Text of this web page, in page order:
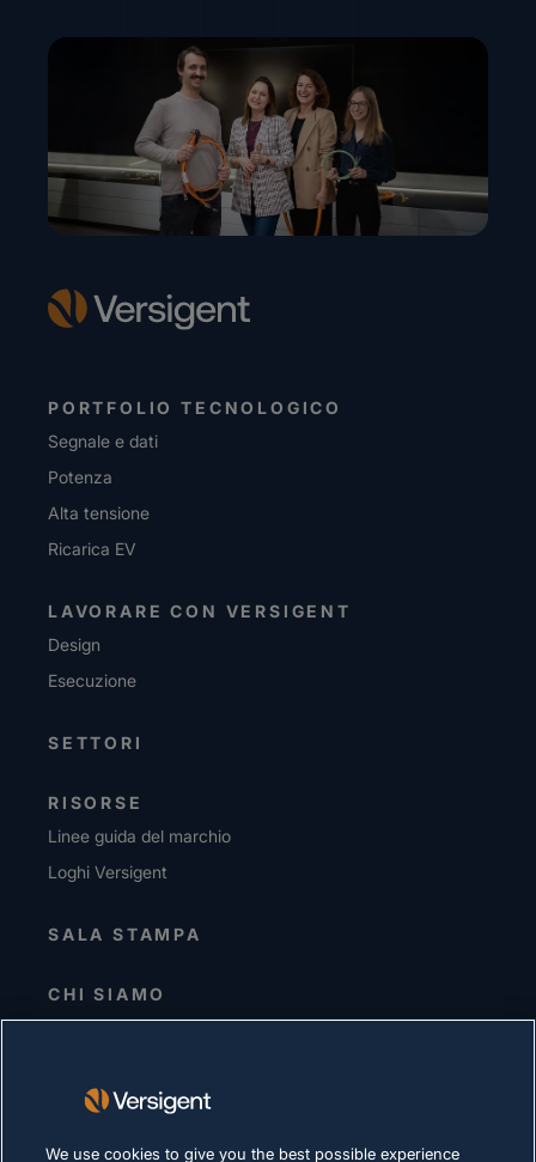
PORTFOLIO TECNOLOGICO
Segnale e dati
Potenza
Alta tensione
Ricarica EV
LAVORARE CON VERSIGENT
Design
Esecuzione
SETTORI
RISORSE
Linee guida del marchio
Loghi Versigent
SALA STAMPA
CHI SIAMO
Direzione senior
Fornitori
We use cookies to give you the best possible experience